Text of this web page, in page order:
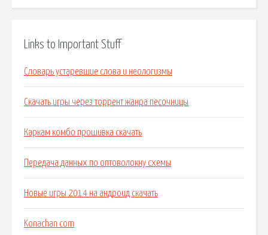
Links to Important Stuff
Словарь устаревшие слова и неологизмы
Скачать игры через торрент жанра песочницы
Каркам комбо прошивка скачать
Передача данных по оптоволокну схемы
Новые игры 2014 на андроид скачать
Konachan com